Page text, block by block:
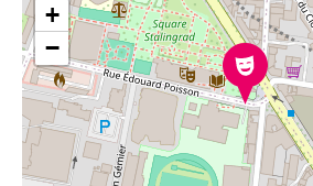
+
−